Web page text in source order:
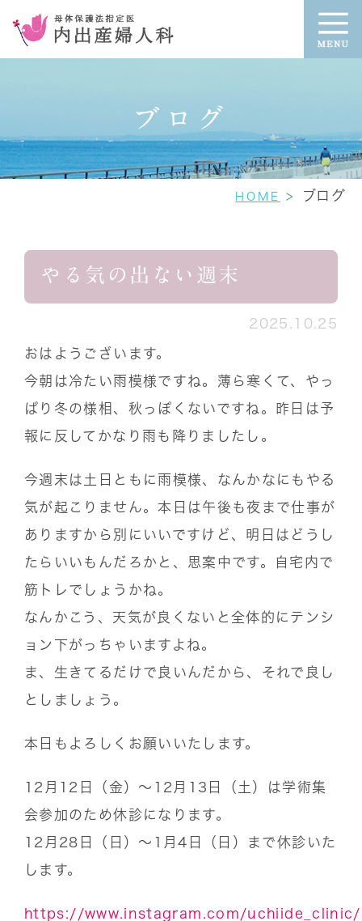
ブログ
HOME ブログ
やる気の出ない週末
2025.10.25
おはようございます。
今朝は冷たい雨模様ですね。薄ら寒くて、やっ
ぱり冬の様相、秋っぽくないですね。昨日は予
報に反してかなり雨も降りましたし。
今週末は土日ともに雨模様、なんかなにもやる
気が起こりません。本日は午後も夜まで仕事が
ありますから別にいいですけど、明日はどうし
たらいいもんだろかと、思案中です。自宅内で
筋トレでしょうかね。
なんかこう、天気が良くないと全体的にテンシ
ョン下がっちゃいますよね。
ま、生きてるだけで良いんだから、それで良し
としましょう。
本日もよろしくお願いいたします。
12月12日（金）〜12月13日（土）は学術集
会参加のため休診になります。
12月28日（日）〜1月4日（日）まで休診いた
します。
https://www.instagram.com/uchiide_clinic/